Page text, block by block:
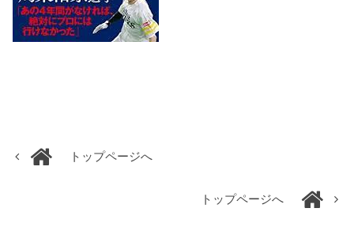
トップページへ
トップページへ